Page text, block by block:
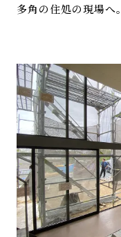
多角の住処の現場へ。